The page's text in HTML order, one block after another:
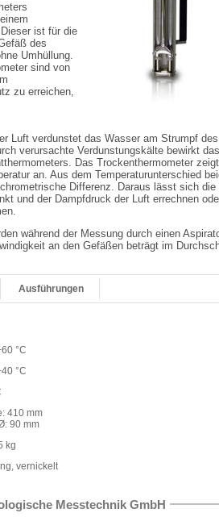
ist für die
des
Umhüllung.
sind von
zu erreichen,
Luft verdunstet das Wasser am Strumpf des
verursachte Verdunstungskälte bewirkt das
Das Trockenthermometer zeigt
an. Aus dem Temperaturunterschied
Differenz. Daraus lässt sich die
und der Dampfdruck der Luft errechnen
während der Messung durch einen
an den Gefäßen beträgt im
Ausführungen
°C
°C
410 mm
90 mm
kg
vernickelt
Messtechnik GmbH